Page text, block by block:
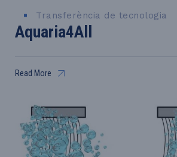
Transferència de tecnologia
Aquaria4All
Read More